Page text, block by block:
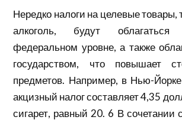
Нередко налоги на целевые товары,
алкоголь, будут
федеральном уровне, а также
государством, что повышает
предметов. Например, в Нью-
акцизный налог составляет 4,35
сигарет, равный 20. 6 В